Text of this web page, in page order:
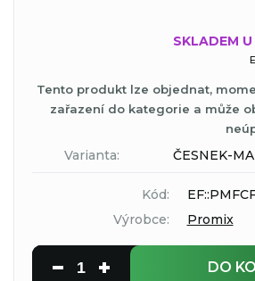
SKLADEM
Tento produkt lze objednat,
zařazení do kategorie a může
Varianta: ČESNEK-
Kód:
Výrobce:
Promix
DO